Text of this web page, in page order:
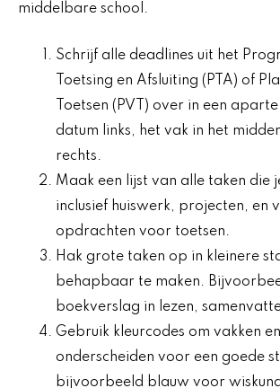
middelbare school.
Schrijf alle deadlines uit het
Toetsing en Afsluiting (PTA) of
Toetsen (PVT) over in een
datum links, het vak in het
rechts.
Maak een lijst van alle taken die
inclusief huiswerk, projecten, en
opdrachten voor toetsen.
Hak grote taken op in kleinere
behapbaar te maken.
boekverslag in lezen,
Gebruik kleurcodes om vakken
onderscheiden voor een goede
bijvoorbeeld blauw voor